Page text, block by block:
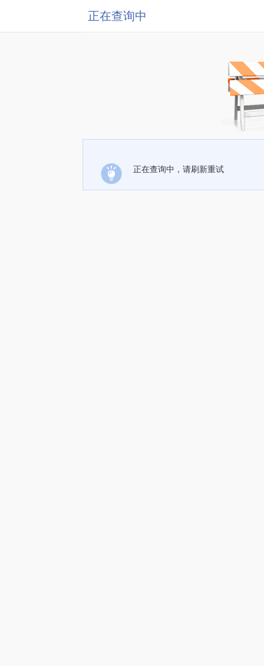
正在查询中
正在查询中，请刷新重试